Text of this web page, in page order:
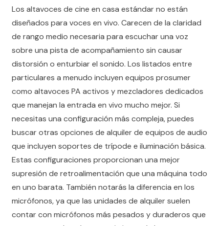
Los altavoces de cine en casa estándar no están
diseñados para voces en vivo. Carecen de la claridad
de rango medio necesaria para escuchar una voz
sobre una pista de acompañamiento sin causar
distorsión o enturbiar el sonido. Los listados entre
particulares a menudo incluyen equipos prosumer
como altavoces PA activos y mezcladores dedicados
que manejan la entrada en vivo mucho mejor. Si
necesitas una configuración más compleja, puedes
buscar otras opciones de alquiler de equipos de audio
que incluyen soportes de trípode e iluminación básica.
Estas configuraciones proporcionan una mejor
supresión de retroalimentación que una máquina todo
en uno barata. También notarás la diferencia en los
micrófonos, ya que las unidades de alquiler suelen
contar con micrófonos más pesados y duraderos que